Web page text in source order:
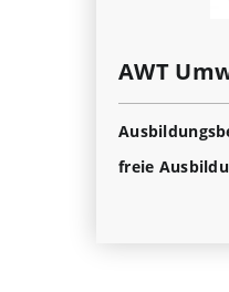
AWT
freie